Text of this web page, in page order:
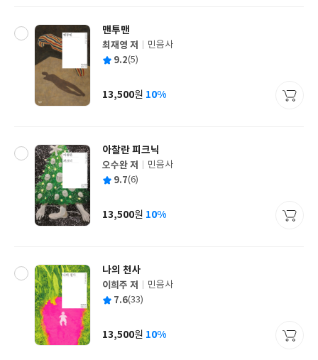
맨투맨
글
쓴
최재영 저
출
사
민음사
평 9.2(5)
가
13,500원 10%
아찰란 피크닉
글
쓴
오수완 저
출
사
민음사
평 9.7(6)
가
13,500원 10%
나의 천사
글
쓴
이희주 저
출
사
민음사
평 7.6(33)
가
13,500원 10%